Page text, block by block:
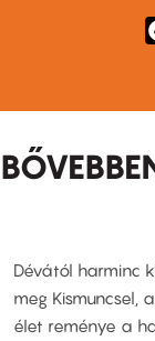
Dévától harminc
meg Kismuncsel,
élet reménye a